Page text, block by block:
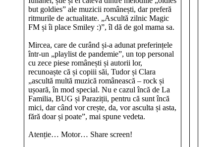
but goldies” ale muzicii românești, dar preferă
ritmurile de actualitate. „Ascultă zilnic Magic
FM și îi place Smiley :)”, îl dă de gol mama sa.
Mircea, care de curând și-a adunat preferințele
într-un „playlist de pandemie”, un top personal
cu zece piese românești și autorii lor,
recunoaște că și copiii săi, Tudor și Clara
„ascultă multă muzică românească – rock și
ușoară, în mod special. Nu e cazul încă de La
Familia, BUG și Paraziții, pentru că sunt încă
mici, dar când vor crește, da, vor asculta și asta,
fără doar și poate”, mai spune vedeta.
Atenție… Motor… Share screen!